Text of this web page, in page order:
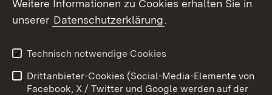
Kontakt
Datenschutz
Barrierefreiheit
Impressum Cookies
Weitere Informationen zu Cookies erhalten Sie in
unserer Datenschutzerklärung.
Technisch notwendige Cookies
Drittanbieter-Cookies (Social-Media-Elemente von
Facebook, X / Twitter und Google werden auf der